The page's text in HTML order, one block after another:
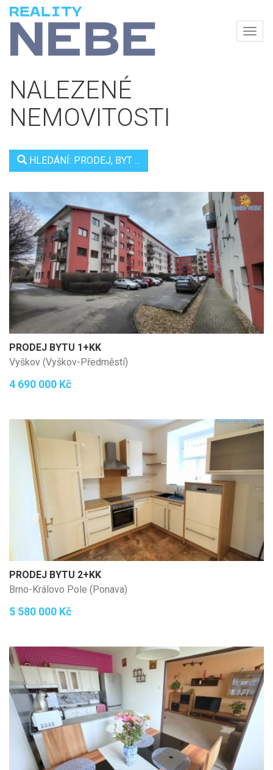
NALEZENÉ
NEMOVITOSTI
HLEDÁNÍ: PRODEJ, BYT ...
PRODEJ BYTU 1+KK
Vyškov (Vyškov-Předměstí)
4 690 000 Kč
PRODEJ BYTU 2+KK
Brno-Královo Pole (Ponava)
5 580 000 Kč